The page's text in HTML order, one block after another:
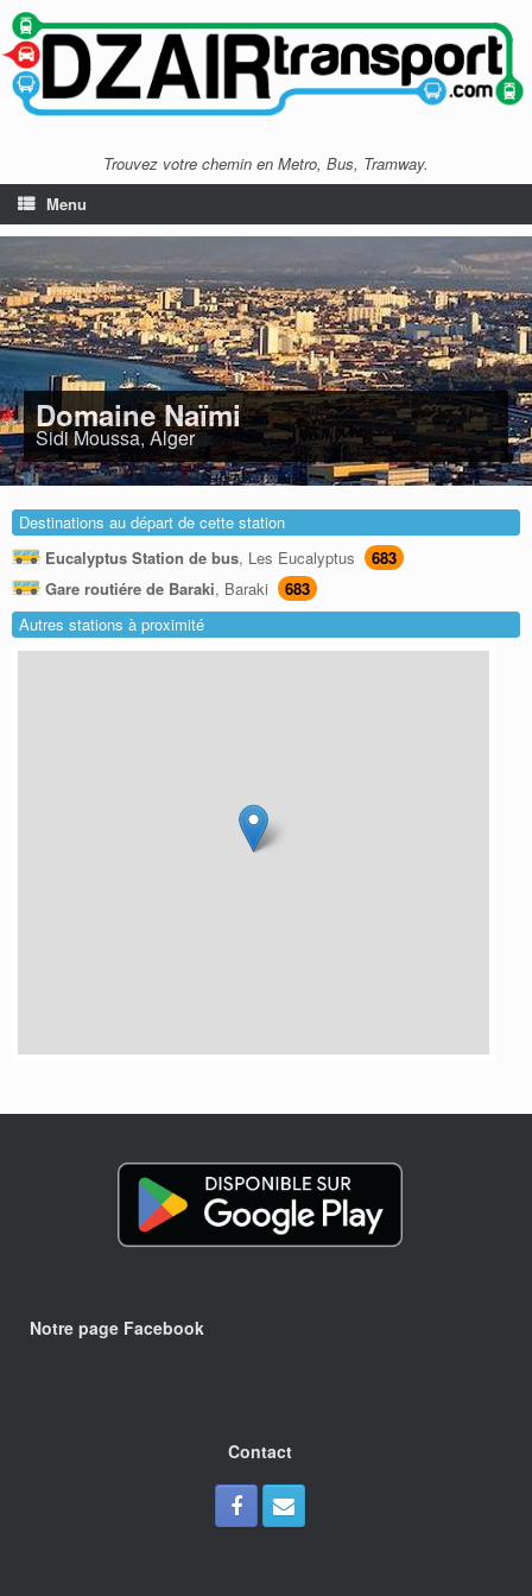
Trouvez votre chemin en Metro, Bus, Tramway.
Menu
Domaine Naïmi
Sidi Moussa, Alger
Destinations au départ de cette station
Eucalyptus Station de bus, Les Eucalyptus
683
Gare routiére de Baraki, Baraki
683
Autres stations à proximité
Notre page Facebook
Contact